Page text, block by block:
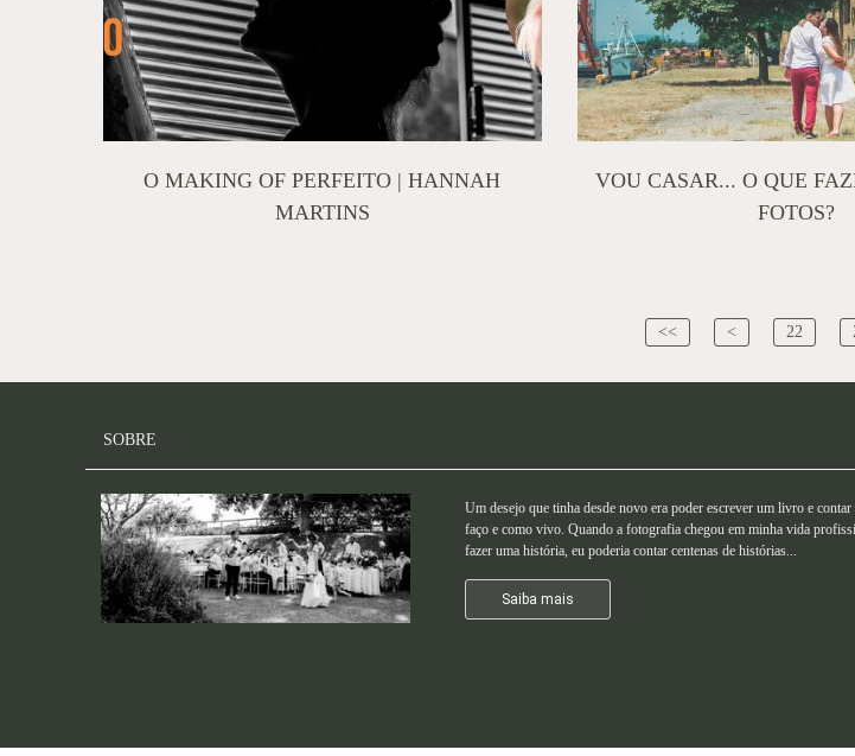
O MAKING OF PERFEITO | HANNAH
MARTINS
VOU CASAR... O QUE
FOTOS?
<< < 22
SOBRE
Um desejo que tinha desde novo era poder escrever um livro e
faço e como vivo. Quando a fotografia chegou em minha vida
fazer uma história, eu poderia contar centenas de histórias...
Saiba mais